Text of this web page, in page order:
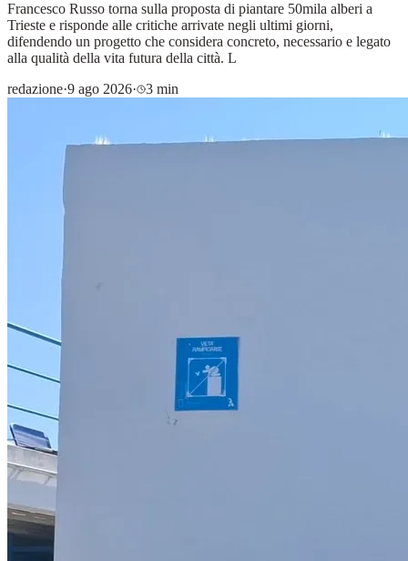
Francesco Russo torna sulla proposta di piantare 50mila alberi a
Trieste e risponde alle critiche arrivate negli ultimi giorni,
difendendo un progetto che considera concreto, necessario e legato
alla qualità della vita futura della città. L
redazione·9 ago 2026· 3 min